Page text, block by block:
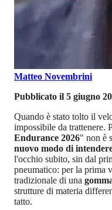
Matteo Novembrini
Pubblicato il 5 giugno
Quando è stato tolto il
impossibile da trattenere.
Endurance 2026" non è
nuovo modo di
l'occhio subito, sin dal
pneumatico: per la prima
tradizionale di una
strutture di materia
tatto.